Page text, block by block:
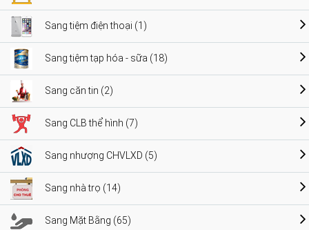
Sang tiệm điện thoại (1)
Sang tiệm tạp hóa - sữa (18)
Sang căn tin (2)
Sang CLB thể hình (7)
Sang nhượng CHVLXD (5)
Sang nhà trọ (14)
Sang Mặt Bằng (65)